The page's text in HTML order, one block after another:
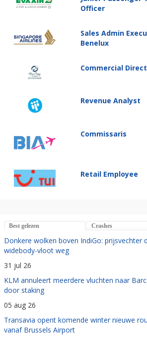
Officer
Sales Admin
Benelux
Commercial
Revenue Analyst
Commissaris
Retail Employee
Best gelezen Crashes
Donkere wolken boven IndiGo: prijsvechter
widebody-vloot weg
31 jul 26
KLM annuleert meerdere vluchten naar
door staking
05 aug 26
Transavia opent komende winter nieuwe
vanaf Brussels Airport